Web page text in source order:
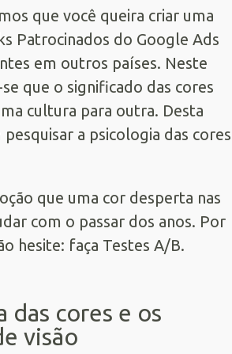
que você queira criar uma
Patrocinados do Google Ads
em outros países. Neste
que o significado das cores
cultura para outra. Desta
a psicologia das cores
que uma cor desperta nas
com o passar dos anos. Por
hesite: faça Testes A/B.
das cores e os
visão